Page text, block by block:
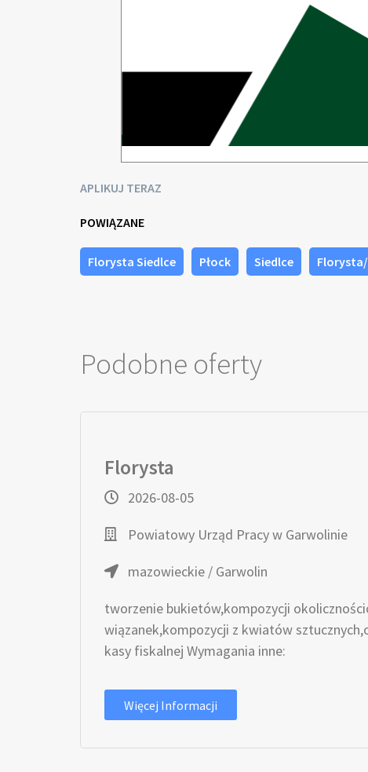
APLIKUJ TERAZ
POWIĄZANE
Florysta Siedlce Płock Siedlce
Podobne oferty
Florysta
2026-08-05
Powiatowy Urząd Pracy w Garwolinie
mazowieckie / Garwolin
tworzenie bukietów,kompozycji
wiązanek,kompozycji z kwiatów
kasy fiskalnej Wymagania inne:
Więcej Informacji